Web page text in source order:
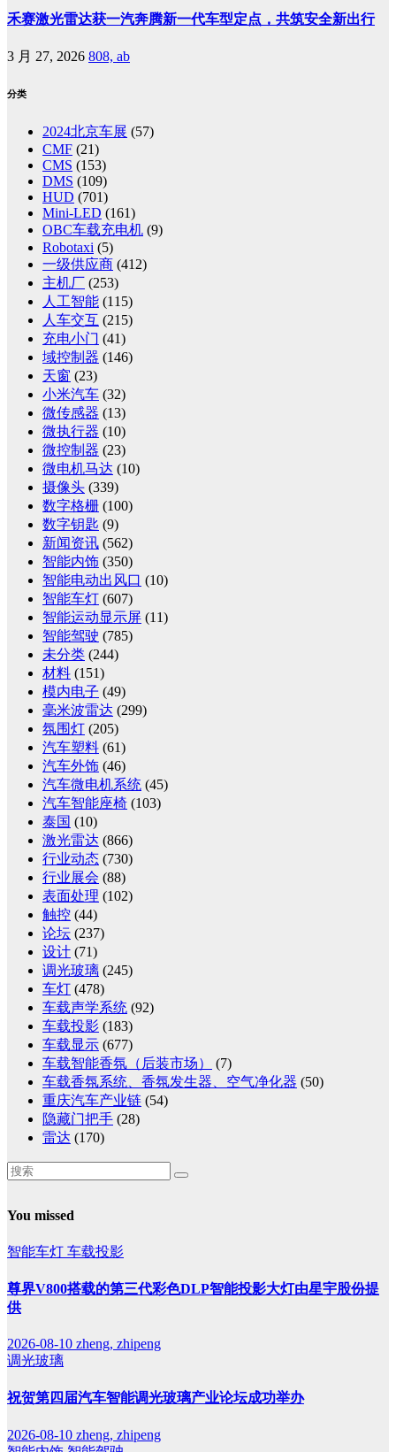
禾赛激光雷达获一汽奔腾新一代车型定点，共筑安全新出行
3 月 27, 2026 808, ab
分类
2024北京车展 (57)
CMF (21)
CMS (153)
DMS (109)
HUD (701)
Mini-LED (161)
OBC车载充电机 (9)
Robotaxi (5)
一级供应商 (412)
主机厂 (253)
人工智能 (115)
人车交互 (215)
充电小门 (41)
域控制器 (146)
天窗 (23)
小米汽车 (32)
微传感器 (13)
微执行器 (10)
微控制器 (23)
微电机马达 (10)
摄像头 (339)
数字格栅 (100)
数字钥匙 (9)
新闻资讯 (562)
智能内饰 (350)
智能电动出风口 (10)
智能车灯 (607)
智能运动显示屏 (11)
智能驾驶 (785)
未分类 (244)
材料 (151)
模内电子 (49)
毫米波雷达 (299)
氛围灯 (205)
汽车塑料 (61)
汽车外饰 (46)
汽车微电机系统 (45)
汽车智能座椅 (103)
泰国 (10)
激光雷达 (866)
行业动态 (730)
行业展会 (88)
表面处理 (102)
触控 (44)
论坛 (237)
设计 (71)
调光玻璃 (245)
车灯 (478)
车载声学系统 (92)
车载投影 (183)
车载显示 (677)
车载智能香氛（后装市场）
(7)
车载香氛系统、香氛发生器、空气净化器 (50)
重庆汽车产业链 (54)
隐藏门把手 (28)
雷达 (170)
You missed
智能车灯 车载投影
尊界V800搭载的第三代彩色DLP智能投影大灯由星宇股份提
供
2026-08-10 zheng, zhipeng
调光玻璃
祝贺第四届汽车智能调光玻璃产业论坛成功举办
2026-08-10 zheng, zhipeng